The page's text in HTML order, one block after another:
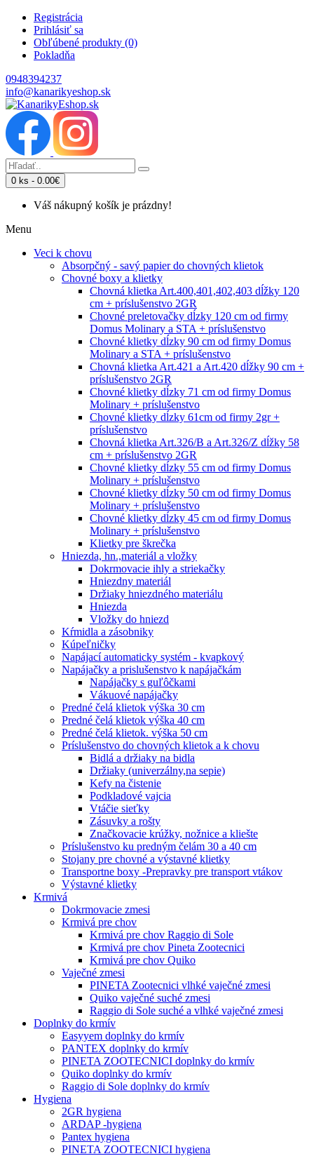
Registrácia
Prihlásiť sa
Obľúbené produkty (0)
Pokladňa
0948394237
info@kanarikyeshop.sk
0 ks - 0.00€
Váš nákupný košík je prázdny!
Menu
Veci k chovu
Absorpčný - savý papier do chovných klietok
Chovné boxy a klietky
Chovná klietka Art.400,401,402,403 dĺžky 120
cm + príslušenstvo 2GR
Chovné preletovačky dĺzky 120 cm od firmy
Domus Molinary a STA + príslušenstvo
Chovné klietky dĺzky 90 cm od firmy Domus
Molinary a STA + príslušenstvo
Chovná klietka Art.421 a Art.420 dĺžky 90 cm +
príslušenstvo 2GR
Chovné klietky dĺzky 71 cm od firmy Domus
Molinary + príslušenstvo
Chovné klietky dĺzky 61cm od firmy 2gr +
príslušenstvo
Chovná klietka Art.326/B a Art.326/Z dĺžky 58
cm + príslušenstvo 2GR
Chovné klietky dĺzky 55 cm od firmy Domus
Molinary + príslušenstvo
Chovné klietky dĺzky 50 cm od firmy Domus
Molinary + príslušenstvo
Chovné klietky dĺzky 45 cm od firmy Domus
Molinary + príslušenstvo
Klietky pre škrečka
Hniezda, hn.,materiál a vložky
Dokrmovacie ihly a striekačky
Hniezdny materiál
Držiaky hniezdného materiálu
Hniezda
Vložky do hniezd
Kŕmidla a zásobniky
Kúpeľničky
Napájací automaticky systém - kvapkový
Napájačky a prislušenstvo k napájačkám
Napájačky s guľôčkami
Vákuové napájačky
Predné čelá klietok výška 30 cm
Predné čelá klietok výška 40 cm
Predné čelá klietok. výška 50 cm
Príslušenstvo do chovných klietok a k chovu
Bidlá a držiaky na bidla
Držiaky (univerzálny,na sepie)
Kefy na čistenie
Podkladové vajcia
Vtáčie sieťky
Zásuvky a rošty
Značkovacie krúžky, nožnice a kliešte
Príslušenstvo ku predným čelám 30 a 40 cm
Stojany pre chovné a výstavné klietky
Transportne boxy -Prepravky pre transport vtákov
Výstavné klietky
Krmivá
Dokrmovacie zmesi
Krmivá pre chov
Krmivá pre chov Raggio di Sole
Krmivá pre chov Pineta Zootecnici
Krmivá pre chov Quiko
Vaječné zmesi
PINETA Zootecnici vlhké vaječné zmesi
Quiko vaječné suché zmesi
Raggio di Sole suché a vlhké vaječné zmesi
Doplnky do krmív
Easyyem doplnky do krmív
PANTEX doplnky do krmív
PINETA ZOOTECNICI doplnky do krmív
Quiko doplnky do krmív
Raggio di Sole doplnky do krmív
Hygiena
2GR hygiena
ARDAP -hygiena
Pantex hygiena
PINETA ZOOTECNICI hygiena